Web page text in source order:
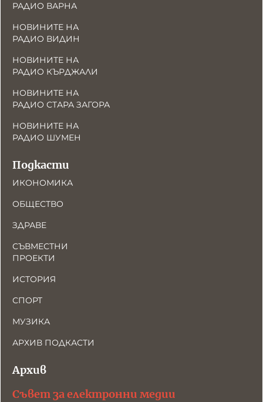
РАДИО ВАРНА
НОВИНИТЕ НА
РАДИО ВИДИН
НОВИНИТЕ НА
РАДИО КЪРДЖАЛИ
НОВИНИТЕ НА
РАДИО СТАРА ЗАГОРА
НОВИНИТЕ НА
РАДИО ШУМЕН
Подкасти
ИКОНОМИКА
ОБЩЕСТВО
ЗДРАВЕ
СЪВМЕСТНИ
ПРОЕКТИ
ИСТОРИЯ
СПОРТ
МУЗИКА
АРХИВ ПОДКАСТИ
Архив
Съвет за електронни медии